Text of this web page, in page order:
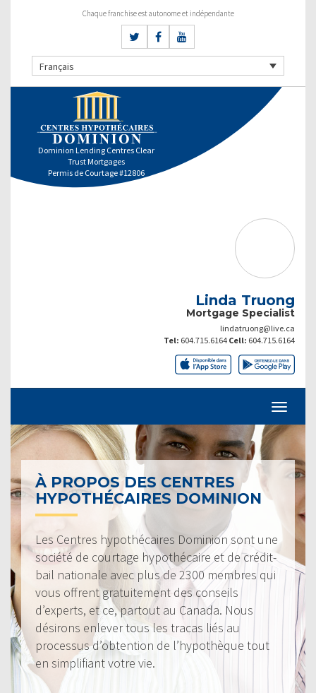
Chaque franchise est autonome et indépendante
Français
Dominion Lending Centres Clear
Trust Mortgages
Permis de Courtage #12806
Linda Truong
Mortgage Specialist
lindatruong@live.ca
Tel: 604.715.6164 Cell: 604.715.6164
À PROPOS DES CENTRES
HYPOTHÉCAIRES DOMINION
Les Centres hypothécaires Dominion sont une
société de courtage hypothécaire et de crédit-
bail nationale avec plus de 2300 membres qui
vous offrent gratuitement des conseils
d’experts, et ce, partout au Canada. Nous
désirons enlever tous les tracas liés au
processus d’obtention de l’hypothèque tout
en simplifiant votre vie.